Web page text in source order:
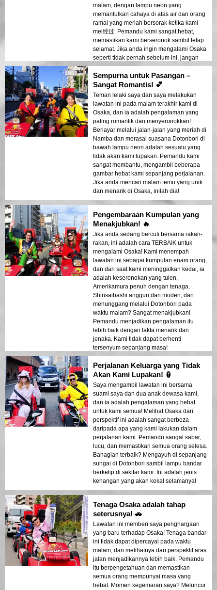
malam, dengan lampu neon yang
memantulkan cahaya di atas air dan orang
ramai yang meriah bersorak ketika kami
mel经过. Pemandu kami sangat hebat,
memastikan kami berseronok sambil tetap
selamat. Jika anda ingin mengalami Osaka
seperti tidak pernah sebelum ini, jangan
lepaskan peluang ini!
Sempurna untuk Pasangan –
Sangat Romantis! 💕
Teman lelaki saya dan saya melakukan
lawatan ini pada malam terakhir kami di
Osaka, dan ia adalah pengalaman yang
paling romantik dan menyeronokkan!
Berlayar melalui jalan-jalan yang meriah di
Namba dan merasai suasana Dotonbori di
bawah lampu neon adalah sesuatu yang
tidak akan kami lupakan. Pemandu kami
sangat membantu, mengambil beberapa
gambar hebat kami sepanjang perjalanan.
Jika anda mencari malam temu yang unik
dan menarik di Osaka, inilah dia!
Pengembaraan Kumpulan yang
Menakjubkan! 🔥
Jika anda sedang bercuti bersama rakan-
rakan, ini adalah cara TERBAIK untuk
mengalami Osaka! Kami menempah
lawatan ini sebagai kumpulan enam orang,
dan dari saat kami meninggalkan kedai, ia
adalah keseronokan yang tulen.
Amerikamura penuh dengan tenaga,
Shinsaibashi anggun dan moden, dan
menunggang melalui Dotonbori pada
waktu malam? Sangat menakjubkan!
Pemandu menjadikan pengalaman itu
lebih baik dengan fakta menarik dan
jenaka. Kami tidak dapat berhenti
tersenyum sepanjang masa!
Perjalanan Keluarga yang Tidak
Akan Kami Lupakan! 🏮
Saya mengambil lawatan ini bersama
suami saya dan dua anak dewasa kami,
dan ia adalah pengalaman yang hebat
untuk kami semua! Melihat Osaka dari
perspektif ini adalah sangat berbeza
daripada apa yang kami lakukan dalam
perjalanan kami. Pemandu sangat sabar,
lucu, dan memastikan semua orang selesa.
Bahagian terbaik? Mengayuh di sepanjang
sungai di Dotonbori sambil lampu bandar
berkelip di sekitar kami. Ini adalah jenis
kenangan yang akan kekal selamanya!
Tenaga Osaka adalah tahap
seterusnya! 🚗
Lawatan ini memberi saya penghargaan
yang baru terhadap Osaka! Tenaga bandar
ini tidak dapat dipercayai pada waktu
malam, dan melihatnya dari perspektif aras
jalan menjadikannya lebih baik. Pemandu
itu berpengetahuan dan memastikan
semua orang mempunyai masa yang
hebat. Momen kegemaran saya? Meluncur